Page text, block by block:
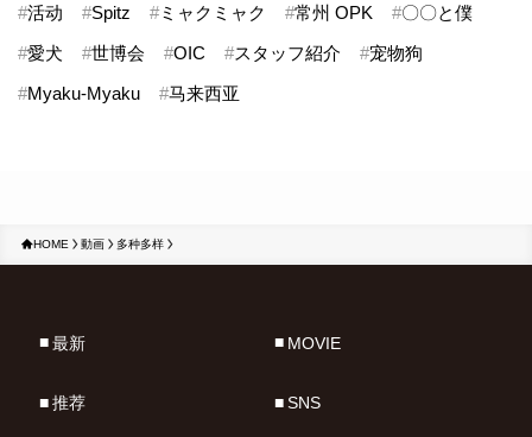
#活动 #Spitz #ミャクミャク #常州 OPK #〇〇と僕
#愛犬 #世博会 #OIC #スタッフ紹介 #宠物狗
#Myaku-Myaku #马来西亚
HOME 動画 多种多样
最新
推荐
MOVIE
SNS